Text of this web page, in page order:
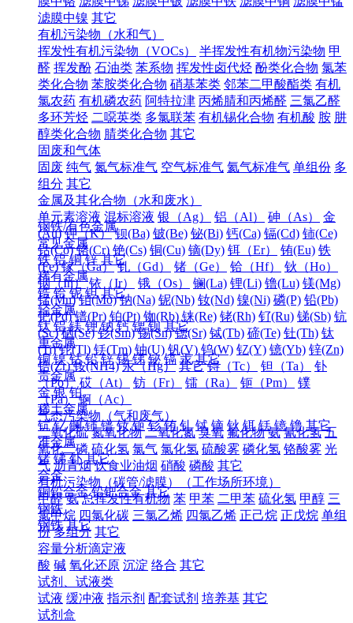
滤膜中镍 其它
有机污染物（水和气）
挥发性有机污染物（VOCs）
半挥发性有机物污染物 甲
醛 挥发酚 石油类 苯系物 挥发性卤代烃 酚类化合物 氯苯
类化合物 苯胺类化合物 硝基苯类 邻苯二甲酸酯类 有机
氯农药 有机磷农药 阿特拉津 丙烯腈和丙烯醛 三氯乙醛
多环芳烃 二噁英类 多氯联苯 有机锡化合物 有机酸 胺 肼
醇类化合物 腈类化合物 其它
固废和气体
固废 纯气 氮气标准气 空气标准气 氦气标准气 单组份 多
组分 其它
金属及其化合物（水和废水）
单元素溶液 混标溶液 银（Ag） 铝（Al） 砷（As）
金
(Au) 钾（K） 钡(Ba) 铍(Be) 铋(Bi) 钙(Ca) 镉(Cd) 铈(Ce)
钴(Co) 铬(Cr) 铯(Cs) 铜(Cu) 镝(Dy) 铒（Er） 铕(Eu) 铁
(Fe) 镓（Ga） 钆（Gd） 锗（Ge） 铪（Hf）
钬（Ho）
铟（In） 铱（Ir） 锇（Os） 镧(La) 锂(Li) 镥(Lu) 镁(Mg)
锰(Mn) 钼(Mo) 钠(Na) 铌(Nb) 钕(Nd) 镍(Ni) 磷(P) 铅(Pb)
钯(Pd) 镨(Pr) 铂(Pt) 铷(Rb) 铼(Re) 铑(Rh) 钌(Ru) 锑(Sb) 钪
(Sc) 硒(Se) 钐(Sm) 锡(Sn) 锶(Sr) 铽(Tb) 碲(Te) 钍(Th) 钛
(Ti) 铊(Tl) 铥(Tm) 铀(U) 钒(V) 钨(W) 钇(Y) 镱(Yb) 锌(Zn)
锆(Zr) 铵(NH4) 汞（Hg） 其它 锝（Tc） 钽（Ta）
钋
（Po） 砹（At） 钫（Fr） 镭（Ra） 钷（Pm）
镤
（Pa） 锕（Ac）
气态污染物（气和废气）
二氧化硫 氮氧化物 二氧化氮 臭氧 氟化物 氨 氰化氢 五
氧化二磷 硫化氢 氯气 氯化氢 硫酸雾 磷化氢 铬酸雾 光
气 沥青烟 饮食业油烟 硝酸 磷酸 其它
有机污染物（碳管/滤膜）（工作场所环境）
甲醛 氨 总挥发性有机物 苯 甲苯 二甲苯 硫化氢 甲醇 三
氯甲烷 四氯化碳 三氯乙烯 四氯乙烯 正己烷 正戊烷 单组
份 多组分 其它
容量分析滴定液
酸 碱 氧化还原 沉淀 络合 其它
试剂、试液类
试液 缓冲液 指示剂 配套试剂 培养基 其它
试剂盒
钢铁/有色金属
常见金属
铁 铝 铜 锌 其它
稀有金属
锆 铪 铌 钽 其它
轻金属
钛 铝 镁 钾 钠 钙 锶 钡 其它
重金属
铜 镍 钴 铅 锌 锡 锑 铋 镉 汞 其它
贵金属
金 银 铂
稀土金属
钪 钇 镧 铈 镨 钕 钷 钐 铕 钆 铽 镝 钬 铒 铥 镱 镥 其它
准金属
锗 锑 钋 其它
合金
铜铅合金 铅钯合金 其它
钢铁
钢铁 其它